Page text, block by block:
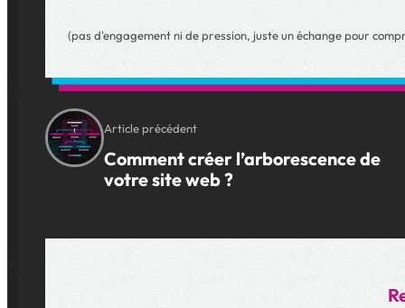
(pas d'engagement ni de pression, juste un échange pour
Article précédent
Comment créer l’arborescence de
votre site web ?